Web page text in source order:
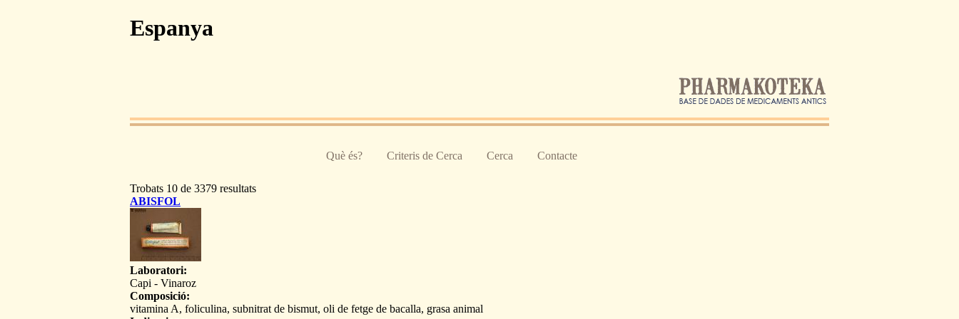
Espanya
Què és? Criteris de Cerca Cerca Contacte
Trobats 10 de 3379 resultats
ABISFOL
Laboratori:
Capi - Vinaroz
Composició:
vitamina A, foliculina, subnitrat de bismut, oli de fetge de bacalla, grasa animal